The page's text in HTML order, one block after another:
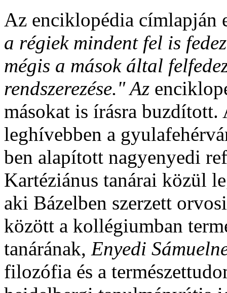
Az enciklopédia címlapján
a régiek mindent fel is
mégis a mások által
rendszerezése." Az
másokat is írásra
leghívebben a
ben alapított nagyenyedi
Kartéziánus tanárai közül
aki Bázelben szerzett
között a kollégiumban
tanárának, Enyedi
filozófia és a